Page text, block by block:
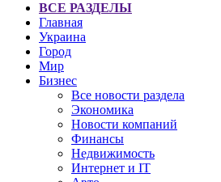
ВСЕ РАЗДЕЛЫ
Главная
Украина
Город
Мир
Бизнес
Все новости раздела
Экономика
Новости компаний
Финансы
Недвижимость
Интернет и IT